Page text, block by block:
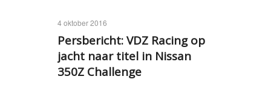
4 oktober 2016
Persbericht: VDZ Racing op
jacht naar titel in Nissan
350Z Challenge